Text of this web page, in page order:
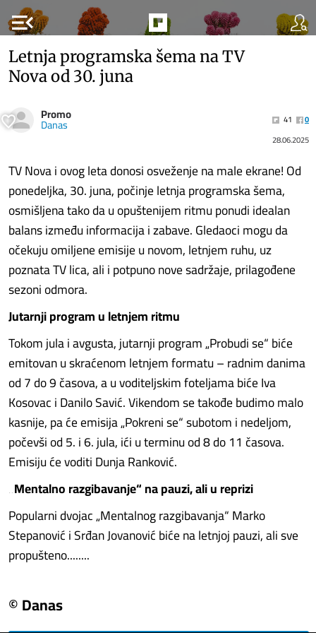
menu_open
Letnja programska šema na TV
Nova od 30. juna
Promo
Danas 41
0
28.06.2025
TV Nova i ovog leta donosi osveženje na male ekrane! Od
ponedeljka, 30. juna, počinje letnja programska šema,
osmišljena tako da u opuštenijem ritmu ponudi idealan
balans između informacija i zabave. Gledaoci mogu da
očekuju omiljene emisije u novom, letnjem ruhu, uz
poznata TV lica, ali i potpuno nove sadržaje, prilagođene
sezoni odmora.
Jutarnji program u letnjem ritmu
Tokom jula i avgusta, jutarnji program „Probudi se“ biće
emitovan u skraćenom letnjem formatu – radnim danima
od 7 do 9 časova, a u voditeljskim foteljama biće Iva
Kosovac i Danilo Savić. Vikendom se takođe budimo malo
kasnije, pa će emisija „Pokreni se“ subotom i nedeljom,
počevši od 5. i 6. jula, ići u terminu od 8 do 11 časova.
Emisiju će voditi Dunja Ranković.
„Mentalno razgibavanje“ na pauzi, ali u reprizi
Popularni dvojac „Mentalnog razgibavanja“ Marko
Stepanović i Srđan Jovanović biće na letnjoj pauzi, ali sve
propušteno........
© Danas